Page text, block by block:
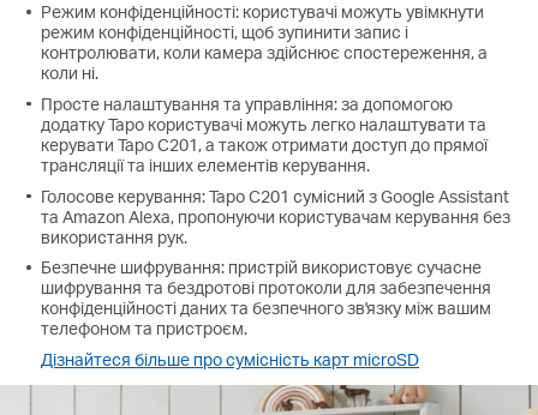
Режим конфіденційності: користувачі можуть увімкнути
режим конфіденційності, щоб зупинити запис і
контролювати, коли камера здійснює спостереження, а
коли ні.
Просте налаштування та управління: за допомогою
додатку Tapo користувачі можуть легко налаштувати та
керувати Tapo C201, а також отримати доступ до прямої
трансляції та інших елементів керування.
Голосове керування: Tapo C201 сумісний з Google Assistant
та Amazon Alexa, пропонуючи користувачам керування без
використання рук.
Безпечне шифрування: пристрій використовує сучасне
шифрування та бездротові протоколи для забезпечення
конфіденційності даних та безпечного зв'язку між вашим
телефоном та пристроєм.
Дізнайтеся більше про сумісність карт microSD